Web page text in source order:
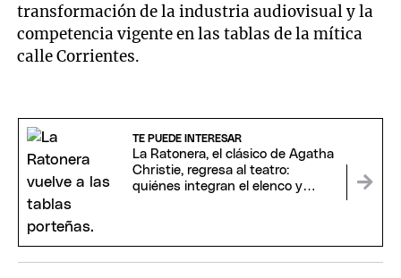
transformación de la industria audiovisual y la
competencia vigente en las tablas de la mítica
calle Corrientes.
TE PUEDE INTERESAR
La Ratonera, el clásico de Agatha
Christie, regresa al teatro:
quiénes integran el elenco y